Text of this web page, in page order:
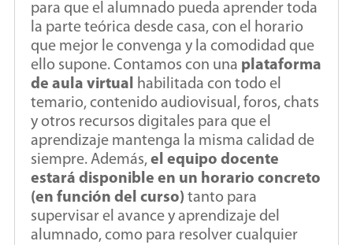
para que el alumnado pueda aprender toda
la parte teórica desde casa, con el horario
que mejor le convenga y la comodidad que
ello supone. Contamos con una plataforma
de aula virtual
habilitada con todo el
temario, contenido audiovisual, foros, chats
y otros recursos digitales para que el
aprendizaje mantenga la misma calidad de
siempre. Además, el equipo docente
estará disponible en un horario concreto
(en función del curso) tanto para
supervisar el avance y aprendizaje del
alumnado, como para resolver cualquier